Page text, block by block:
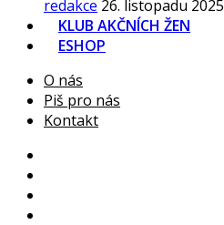
redakce 26. listopadu 2025
KLUB AKČNÍCH ŽEN
ESHOP
O nás
Piš pro nás
Kontakt